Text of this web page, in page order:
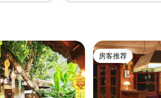
房客推荐
房客推荐